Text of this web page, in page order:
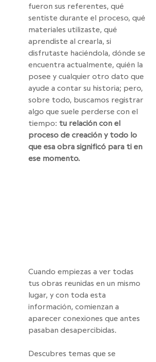
fueron sus referentes, qué
sentiste durante el proceso, qué
materiales utilizaste, qué
aprendiste al crearla, si
disfrutaste haciéndola, dónde se
encuentra actualmente, quién la
posee y cualquier otro dato que
ayude a contar su historia; pero,
sobre todo, buscamos registrar
algo que suele perderse con el
tiempo: tu relación con el
proceso de creación y todo lo
que esa obra significó para ti en
ese momento.
Cuando empiezas a ver todas
tus obras reunidas en un mismo
lugar, y con toda esta
información, comienzan a
aparecer conexiones que antes
pasaban desapercibidas.
Descubres temas que se